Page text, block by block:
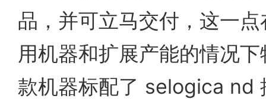
品，并可立马交付，这一
用机器和扩展产能的情况
款机器标配了 selogica nd